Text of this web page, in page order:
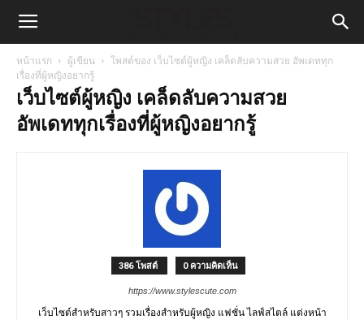
หน้าแรก ผู้เขียน
โพสต์ของ เว็บไซต์ผู้หญิง เคล็ดลับความสวย อัพเดททุก
เรื่องที่ผู้หญิงอยากรู้
เว็บไซต์ผู้หญิง เคล็ดลับความสวย
อัพเดททุกเรื่องที่ผู้หญิงอยากรู้
386 โพสต์ 0 ความคิดเห็น
https://www.stylescute.com
เว็บไซต์สำหรับสาวๆ รวมเรื่องสำหรับผู้หญิง แฟชั่น ไลฟ์สไตล์ แต่งหน้า